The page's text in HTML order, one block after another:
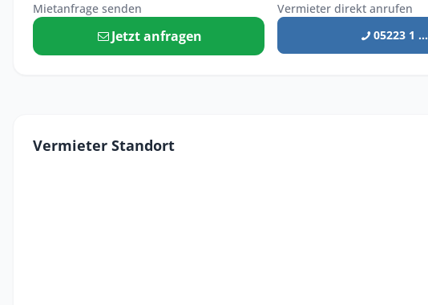
Mietanfrage senden
Jetzt anfragen
Vermieter direkt anrufen
05223 1 ...
Vermieter Standort